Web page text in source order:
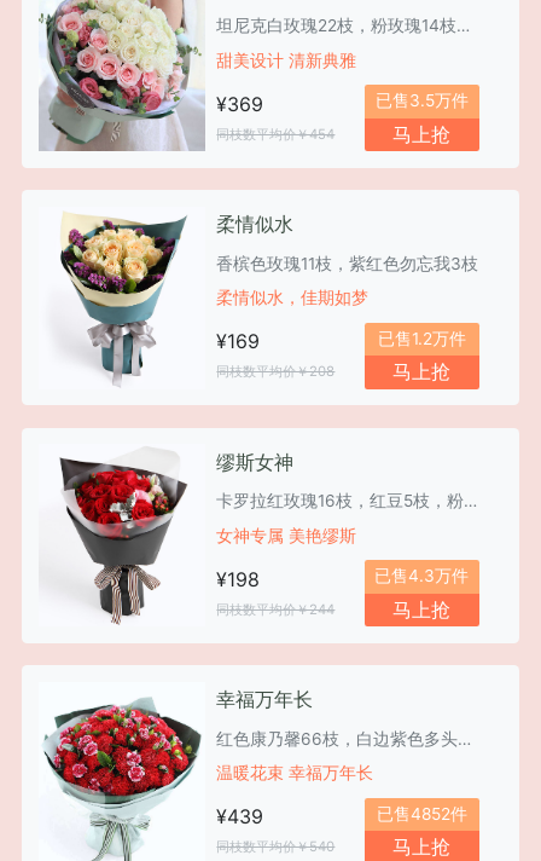
坦尼克白玫瑰22枝，粉玫瑰14枝，粉色桔梗5枝
甜美设计 清新典雅
¥369
同枝数平均价￥454
已售3.5万件
马上抢
柔情似水
香槟色玫瑰11枝，紫红色勿忘我3枝
柔情似水，佳期如梦
¥169
同枝数平均价￥208
已售1.2万件
马上抢
缪斯女神
卡罗拉红玫瑰16枝，红豆5枝，粉色桔梗1枝，银叶菊2枝
女神专属 美艳缪斯
¥198
同枝数平均价￥244
已售4.3万件
马上抢
幸福万年长
红色康乃馨66枝，白边紫色多头康乃馨15枝，栀子叶2扎
温暖花束 幸福万年长
¥439
同枝数平均价￥540
已售4852件
马上抢